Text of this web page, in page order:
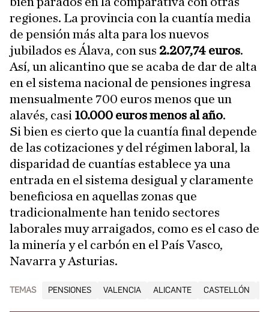
regiones. La provincia con la cuantía media
de pensión más alta para los nuevos
jubilados es Álava, con sus 2.207,74 euros.
Así, un alicantino que se acaba de dar de alta
en el sistema nacional de pensiones ingresa
mensualmente 700 euros menos que un
alavés, casi 10.000 euros menos al año.
Si bien es cierto que la cuantía final depende
de las cotizaciones y del régimen laboral, la
disparidad de cuantías establece ya una
entrada en el sistema desigual y claramente
beneficiosa en aquellas zonas que
tradicionalmente han tenido sectores
laborales muy arraigados, como es el caso de
la minería y el carbón en el País Vasco,
Navarra y Asturias.
TEMAS PENSIONES VALENCIA ALICANTE CASTELLÓN